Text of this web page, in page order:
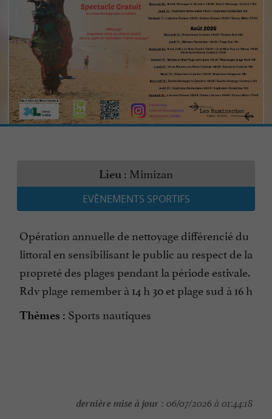
Lieu : Mimizan
EVÈNEMENTS SPORTIFS
Opération annuelle de nettoyage différencié du
littoral en sensibilisant le public au respect de la
propreté des plages pendant la période estivale.
Rdv plage remember à 14 h 30 et plage sud à 16 h
Thèmes : Sports nautiques
dernière mise à jour : 06/07/2026 à 01:44:18